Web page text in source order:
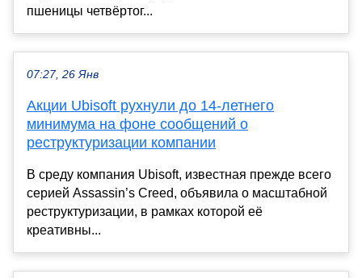
пшеницы четвёртог...
07:27, 26 Янв
Акции Ubisoft рухнули до 14-летнего
минимума на фоне сообщений о
реструктуризации компании
В среду компания Ubisoft, известная прежде всего
серией Assassin’s Creed, объявила о масштабной
реструктуризации, в рамках которой её
креативны...